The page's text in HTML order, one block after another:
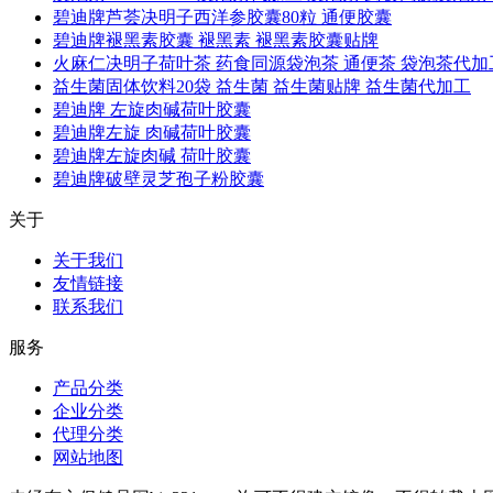
碧迪牌芦荟决明子西洋参胶囊80粒 通便胶囊
碧迪牌褪黑素胶囊 褪黑素 褪黑素胶囊贴牌
火麻仁决明子荷叶茶 药食同源袋泡茶 通便茶 袋泡茶代加
益生菌固体饮料20袋 益生菌 益生菌贴牌 益生菌代加工
碧迪牌 左旋肉碱荷叶胶囊
碧迪牌左旋 肉碱荷叶胶囊
碧迪牌左旋肉碱 荷叶胶囊
碧迪牌破壁灵芝孢子粉胶囊
关于
关于我们
友情链接
联系我们
服务
产品分类
企业分类
代理分类
网站地图